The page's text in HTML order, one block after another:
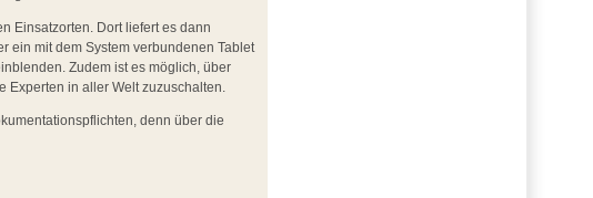
Einsatzorten. Dort liefert es dann
ein mit dem System verbundenen Tablet
Zudem ist es möglich, über
Experten in aller Welt zuzuschalten.
denn über die